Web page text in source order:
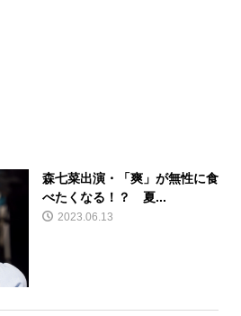
森七菜出演・「爽」が無性に食
べたくなる！？ 夏...
2023.06.13